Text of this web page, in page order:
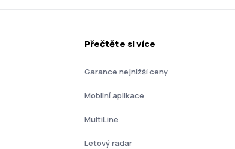
Přečtěte si více
Garance nejnižší ceny
Mobilní aplikace
MultiLine
Letový radar